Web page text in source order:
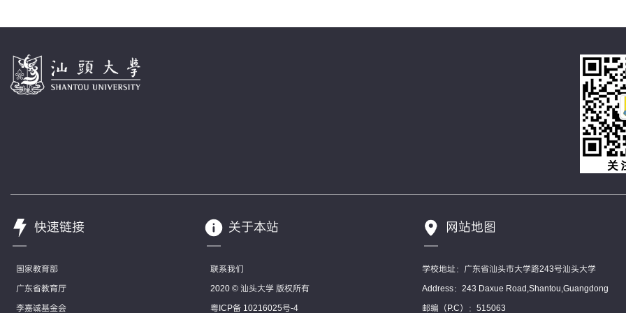
快速链接
国家教育部
广东省教育厅
李嘉诚基金会
关于本站
联系我们
2020 © 汕头大学 版权所有
粤ICP备 10216025号-4
网站地图
学校地址：广东省汕头市大学路243号汕头大学
Address：243 Daxue Road,Shantou,Guangdong
邮编（P.C）：515063